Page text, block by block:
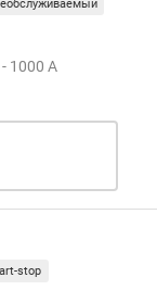
1000 А
stop